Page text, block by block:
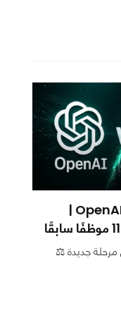
آبل تصعد حربها ضد OpenAI |